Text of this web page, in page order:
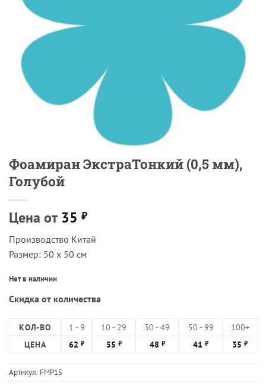
Фоамиран ЭкстраТонкий (0,5 мм),
Голубой
Цена от 35 ₽
Производство Китай
Размер: 50 х 50 см
Нет в наличии
Скидка от количества
КОЛ-ВО 1 - 9 10 - 29 30 - 49 50 - 99
100+
ЦЕНА
62 ₽ 55 ₽ 48 ₽ 41 ₽ 35 ₽
Артикул: FMP15